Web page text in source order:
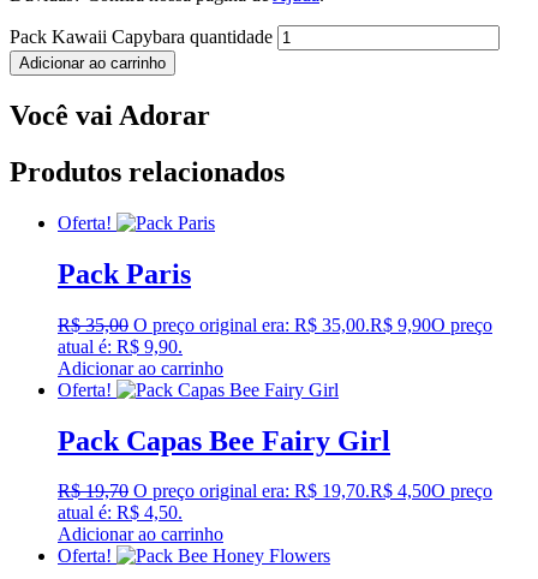
Pack Kawaii Capybara quantidade
Adicionar ao carrinho
Você vai Adorar
Produtos relacionados
Oferta!
Pack Paris
R$35,00 O preço original era: R$ 35,00.R$ 9,90O preço
atual é: R$ 9,90.
Adicionar ao carrinho
Oferta!
Pack Capas Bee Fairy Girl
R$19,70 O preço original era: R$ 19,70.R$ 4,50O preço
atual é: R$ 4,50.
Adicionar ao carrinho
Oferta!